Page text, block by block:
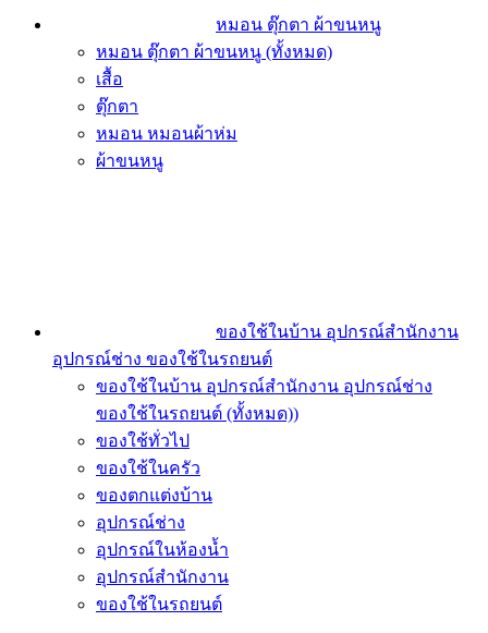
หมอน ตุ๊กตา ผ้าขนหนู
หมอน ตุ๊กตา ผ้าขนหนู (ทั้งหมด)
เสื้อ
ตุ๊กตา
หมอน หมอนผ้าห่ม
ผ้าขนหนู
ของใช้ในบ้าน อุปกรณ์สำนักงาน
อุปกรณ์ช่าง ของใช้ในรถยนต์
ของใช้ในบ้าน อุปกรณ์สำนักงาน อุปกรณ์ช่าง
ของใช้ในรถยนต์ (ทั้งหมด))
ของใช้ทั่วไป
ของใช้ในครัว
ของตกแต่งบ้าน
อุปกรณ์ช่าง
อุปกรณ์ในห้องน้ำ
อุปกรณ์สำนักงาน
ของใช้ในรถยนต์